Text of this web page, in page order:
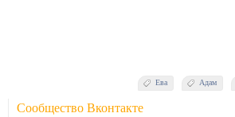
Адам
Ева
Сообщество Вконтакте